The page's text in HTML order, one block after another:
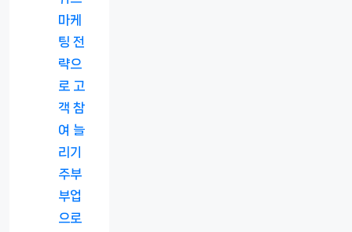
마케
팅 전
략으
로 고
객 참
여 늘
리기
주부
부업
으로